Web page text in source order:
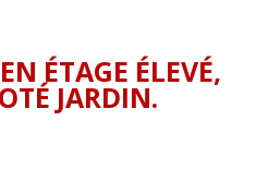
ÉTAGE ÉLEVÉ,
JARDIN.